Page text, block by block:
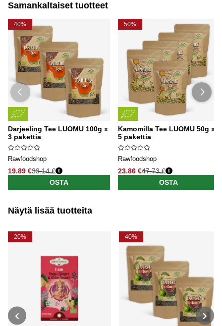
Samankaltaiset tuotteet
40%
Darjeeling Tee LUOMU 100g x
3 pakettia
Rawfoodshop
19.89 €33.14 €
OSTA
50%
Kamomilla Tee LUOMU 50g x
5 pakettia
Rawfoodshop
23.86 €47.73 €
OSTA
Näytä lisää tuotteita
20% 40%